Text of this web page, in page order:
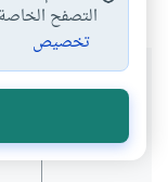
هل
التصفح
تخصيص